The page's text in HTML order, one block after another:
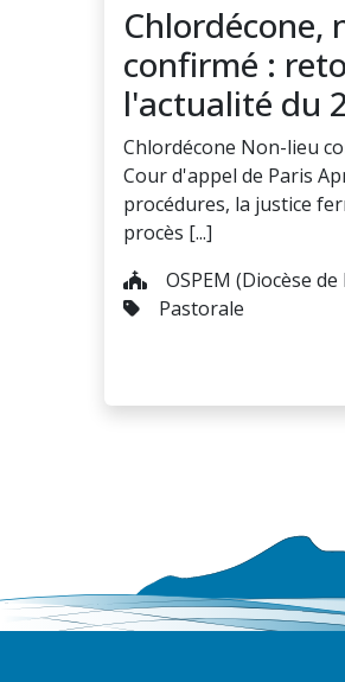
Chlordécone,
confirmé :
l'actualité du
Chlordécone Non-lieu
Cour d'appel de Paris
procédures, la justice
procès [...]
OSPEM (Diocèse
Pastorale